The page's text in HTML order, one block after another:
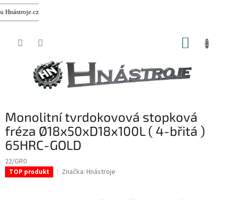
Monolitní tvrdokovová stopková
fréza Ø18x50xD18x100L ( 4-břitá )
65HRC-GOLD
22/GR0
TOP produkt Značka: Hnástroje